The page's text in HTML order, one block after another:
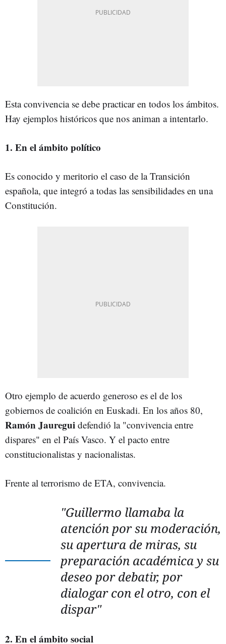
Esta convivencia se debe practicar en todos los ámbitos.
Hay ejemplos históricos que nos animan a intentarlo.
1. En el ámbito político
Es conocido y meritorio el caso de la Transición
española, que integró a todas las sensibilidades en una
Constitución.
Otro ejemplo de acuerdo generoso es el de los
gobiernos de coalición en Euskadi. En los años 80,
Ramón Jauregui defendió la "convivencia entre
dispares" en el País Vasco. Y el pacto entre
constitucionalistas y nacionalistas.
Frente al terrorismo de ETA, convivencia.
"Guillermo llamaba la
atención por su moderación,
su apertura de miras, su
preparación académica y su
deseo por debatir, por
dialogar con el otro, con el
dispar"
2. En el ámbito social